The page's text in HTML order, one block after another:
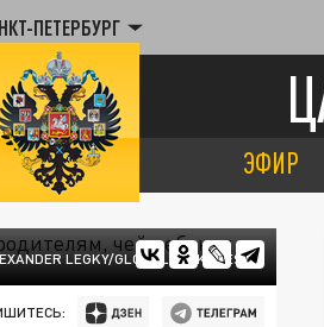
ПЕТЕРБУРГ
ЭФИР
LEGKY/GLOBALLOOKPRESS